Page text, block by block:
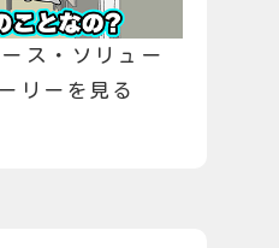
ス・ソリュー
リーを見る